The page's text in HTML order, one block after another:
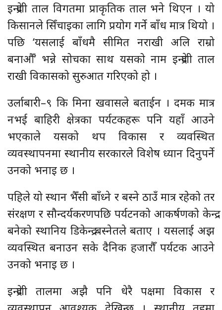
इन्द्रेणी ताल विगतमा प्राकृतिक ताल भने थिएन । यो
किसानले सिँचाइका लागि प्रयोग गर्ने बाँध मात्र थियो ।
पछि ‘यसलाई बाँधमै सीमित नराखी अलि राम्रो
बनाऔँ’ भन्ने सोचका साथ यसको नाम इन्द्रेणी ताल
राखी विकासको सुरुआत गरिएको हो ।
उर्लाबारी–९ कि मिना खवासले बताईन । दमक मात्र
नभई बाहिरी क्षेत्रका पर्यटकहरू पनि यहाँ आउने
भएकाले यसको थप विकास र व्यवस्थित
व्यवस्थापनमा स्थानीय सरकारले विशेष ध्यान दिनुपर्ने
उनको भनाइ छ ।
पहिले यो स्थान भैँसी बाँध्ने र बस्ने ठाउँ मात्र रहेको तर
संरक्षण र सौन्दर्यकरणपछि पर्यटनको आकर्षणको केन्द्र
बनेको स्थानिय डिकेन्द्र बस्नेतले बताए । यसलाई अझ
व्यवस्थित बनाउन सके दैनिक हजारौँ पर्यटक आउने
उनको भनाइ छ ।
इन्द्रेणी तालमा अझै पनि धेरै पक्षमा विकास र